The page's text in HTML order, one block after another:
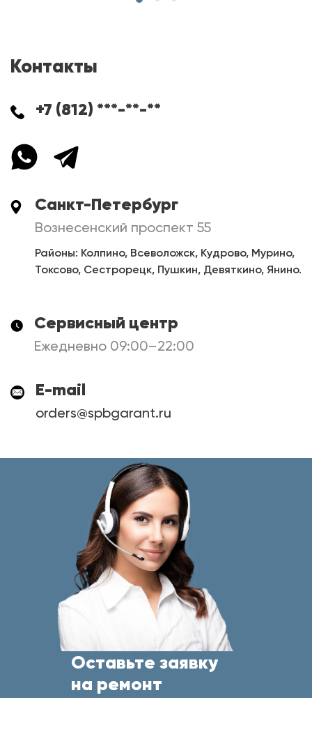
Контакты
+7 (812) ***-**-**
Санкт-Петербург
Вознесенский проспект 55
Районы: Колпино, Всеволожск, Кудрово, Мурино,
Токсово, Сестрорецк, Пушкин, Девяткино, Янино.
Сервисный центр
Ежедневно 09:00–22:00
E-mail
orders@spbgarant.ru
Оставьте заявку
на ремонт